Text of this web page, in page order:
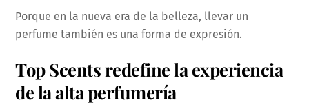
Porque en la nueva era de la belleza, llevar un
perfume también es una forma de expresión.
Top Scents redefine la experiencia
de la alta perfumería